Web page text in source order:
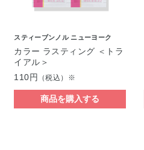
スティーブンノル ニューヨーク
カラー ラスティング ＜トラ
イアル＞
110円
（税込）※
商品を購入する